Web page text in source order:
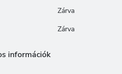
Zárva
Zárva
információk